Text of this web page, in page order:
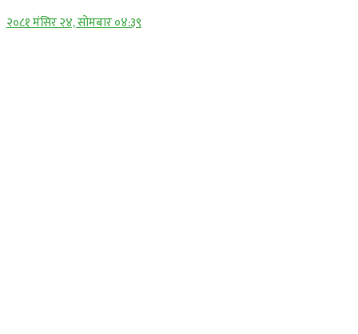
२०८१ मंसिर २४, सोमबार ०४:३९